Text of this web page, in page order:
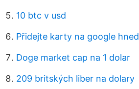
10 btc v usd
Přidejte karty na google hned
Doge market cap na 1 dolar
209 britských liber na dolary